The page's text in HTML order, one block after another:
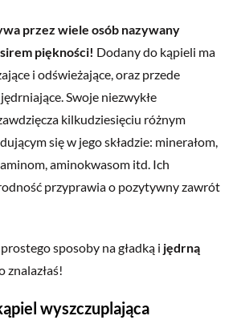
przez wiele osób nazywany
piękności! Dodany do kąpieli ma
i odświeżające, oraz przede
Swoje niezwykłe
kilkudziesięciu różnym
się w jego składzie: minerałom,
aminokwasom itd. Ich
przyprawia o pozytywny zawrót
sposoby na gładką i jędrną
znalazłaś!
wyszczuplająca